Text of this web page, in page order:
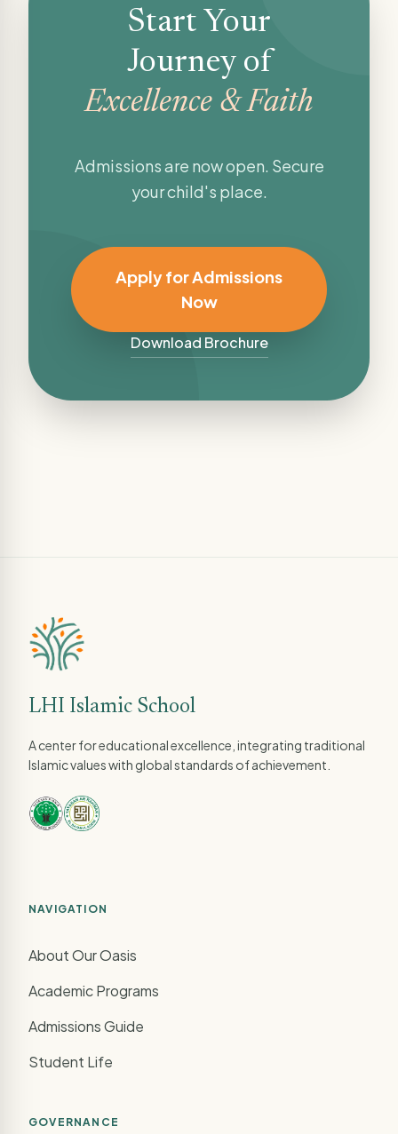
Start Your
Journey of
Excellence & Faith
Admissions are now open. Secure
your child's place.
Apply for Admissions
Now
Download Brochure
LHI Islamic School
A center for educational excellence, integrating traditional
Islamic values with global standards of achievement.
NAVIGATION
About Our Oasis
Academic Programs
Admissions Guide
Student Life
GOVERNANCE